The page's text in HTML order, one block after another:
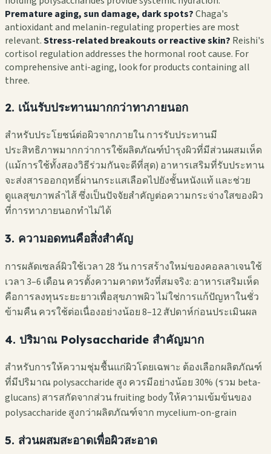
Premature aging, sun damage, dark spots?Chaga's
antioxidant and melanin-regulating properties are most
relevant.Stress-related breakouts or reactive skin? Reishi's
cortisol regulation addresses the hormonal root cause. For
comprehensive anti-aging, look for products containing all
three.
2. เน้นรับประทานมากกว่าทาภายนอก
สำหรับประโยชน์ต่อผิวจากภายใน การรับประทานมี
ประสิทธิภาพมากกว่าการใช้ผลิตภัณฑ์บำรุงผิวที่มีส่วนผสมเห็ด
(แม้การใช้ทั้งสองวิธีร่วมกันจะดีที่สุด) อาหารเสริมที่รับประทาน
จะส่งสารออกฤทธิ์ผ่านกระแสเลือดไปยังชั้นหนังแท้ และช่วย
ดูแลสุขภาพลำไส้ ซึ่งเป็นปัจจัยสำคัญต่อความกระจ่างใสของผิว
ที่การทาภายนอกทำไม่ได้
3. ความอดทนคือสิ่งสำคัญ
การผลัดเซลล์ผิวใช้เวลา 28 วัน การสร้างใหม่ของคอลลาเจนใช้
เวลา 3–6 เดือน ควรตั้งความคาดหวังที่สมจริง: อาหารเสริมเห็ด
คือการลงทุนระยะยาวเพื่อสุขภาพผิว ไม่ใช่การแก้ปัญหาในชั่ว
ข้ามคืน ควรใช้ต่อเนื่องอย่างน้อย 8–12 สัปดาห์ก่อนประเมินผล
4. ปริมาณ Polysaccharide สำคัญมาก
สำหรับการให้ความชุ่มชื้นแก่ผิวโดยเฉพาะ ต้องเลือกผลิตภัณฑ์
ที่มีปริมาณ polysaccharide สูง ควรมีอย่างน้อย 30% (รวม beta-
glucans) สารสกัดจากส่วน fruiting body ให้ความเข้มข้นของ
polysaccharide สูงกว่าผลิตภัณฑ์จาก mycelium-on-grain
5. ส่วนผสมสะอาดเพื่อผิวสะอาด